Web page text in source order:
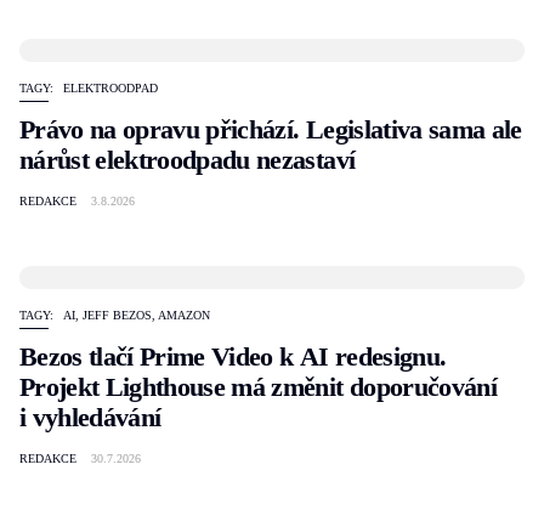
TAGY: ELEKTROODPAD
Právo na opravu přichází. Legislativa sama ale
nárůst elektroodpadu nezastaví
REDAKCE 3.8.2026
TAGY: AI, JEFF BEZOS, AMAZON
Bezos tlačí Prime Video k AI redesignu.
Projekt Lighthouse má změnit doporučování
i vyhledávání
REDAKCE 30.7.2026